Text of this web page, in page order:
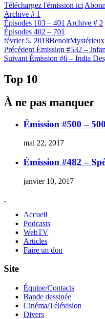
Téléchargez l'émission ici
Archive # 1
Épisodes 103 – 401 Archive # 2
Épisodes 402 – 701
Publié
le
février 5, 2018BenoitCatégories
Navigation
de
l'article
Précédent Article
précédent :
Émission #532 –
Suivant Article
Émission #6 – India
Top 10
À ne pas manquer
Émission #500 –
mai 22, 2017
Émission #482 –
janvier 10, 2017
Accueil
Podcasts
WebTV
Articles
Faire un don
Site
Équipe/Contacts
Bande dessinée
Cinéma/Télévision
Divers